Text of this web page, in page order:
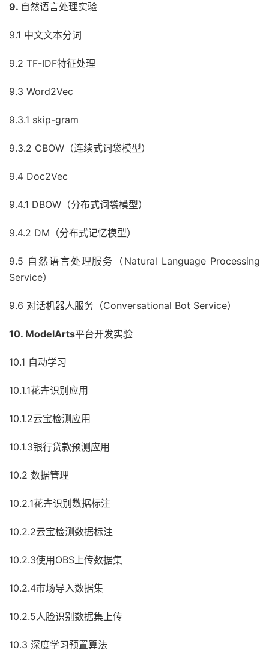
9. 自然语言处理实验
9.1 中文文本分词
9.2 TF-IDF特征处理
9.3 Word2Vec
9.3.1 skip-gram
9.3.2 CBOW（连续式词袋模型）
9.4 Doc2Vec
9.4.1 DBOW（分布式词袋模型）
9.4.2 DM（分布式记忆模型）
9.5 自然语言处理服务（Natural Language Processing
Service）
9.6 对话机器人服务（Conversational Bot Service）
10. ModelArts平台开发实验
10.1 自动学习
10.1.1花卉识别应用
10.1.2云宝检测应用
10.1.3银行贷款预测应用
10.2 数据管理
10.2.1花卉识别数据标注
10.2.2云宝检测数据标注
10.2.3使用OBS上传数据集
10.2.4市场导入数据集
10.2.5人脸识别数据集上传
10.3 深度学习预置算法